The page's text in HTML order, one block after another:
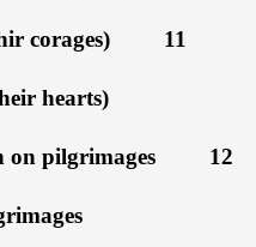
11
(So priketh hem Nature in hir corages),
(So Nature incites them in their hearts),
12
pilgrimages,